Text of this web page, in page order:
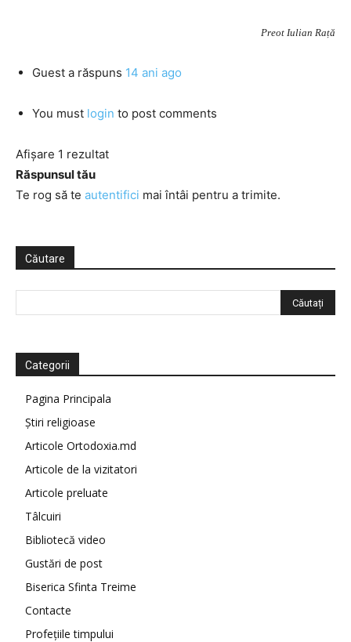
Preot Iulian Rață
Guest a răspuns 14 ani ago
You must login to post comments
Afișare 1 rezultat
Răspunsul tău
Te rog să te autentifici mai întâi pentru a trimite.
Căutare
Categorii
Pagina Principala
Știri religioase
Articole Ortodoxia.md
Articole de la vizitatori
Articole preluate
Tâlcuiri
Bibliotecă video
Gustări de post
Biserica Sfinta Treime
Contacte
Profețiile timpului